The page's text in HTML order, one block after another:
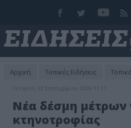
Αρχική Τοπικές Ειδήσεις
Τετάρτη, 02 Σεπτεμβρίου 2009 11:11
Νέα δέσμη μέτρων
κτηνοτροφίας